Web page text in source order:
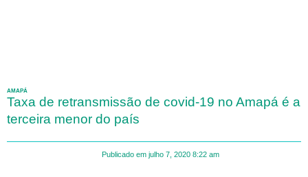
AMAPÁ
Taxa de retransmissão de covid-19 no Amapá é a
terceira menor do país
Publicado em julho 7, 2020 8:22 am